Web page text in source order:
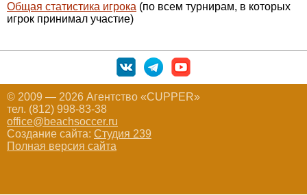
Общая статистика игрока (по всем турнирам, в которых
игрок принимал участие)
© 2009 — 2026 Агентство «CUPPER»
тел. (812) 998-83-38
office@beachsoccer.ru
Создание сайта: Студия 239
Полная версия сайта